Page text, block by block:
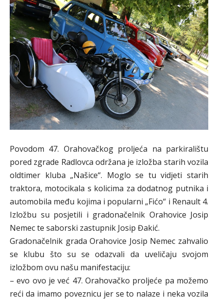
Povodom 47. Orahovačkog proljeća na parkiralištu
pored zgrade Radlovca održana je izložba starih vozila
oldtimer kluba „Našice“. Moglo se tu vidjeti starih
traktora, motocikala s kolicima za dodatnog putnika i
automobila među kojima i popularni „Fićo“ i Renault 4.
Izložbu su posjetili i gradonačelnik Orahovice Josip
Nemec te saborski zastupnik Josip Đakić.
Gradonačelnik grada Orahovice Josip Nemec zahvalio
se klubu što su se odazvali da uveličaju svojom
izložbom ovu našu manifestaciju:
– evo ovo je već 47. Orahovačko proljeće pa možemo
reći da imamo poveznicu jer se to nalaze i neka vozila